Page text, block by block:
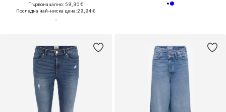
Първоначално: 59,90 €
Последна най-ниска цена:29,94 €